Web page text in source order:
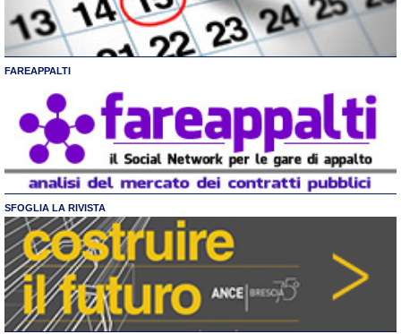
FAREAPPALTI
SFOGLIA LA RIVISTA